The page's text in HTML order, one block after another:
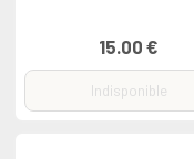
15.00 €
Indisponible